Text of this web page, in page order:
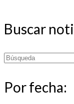
Buscar
Buscar
Por fecha: